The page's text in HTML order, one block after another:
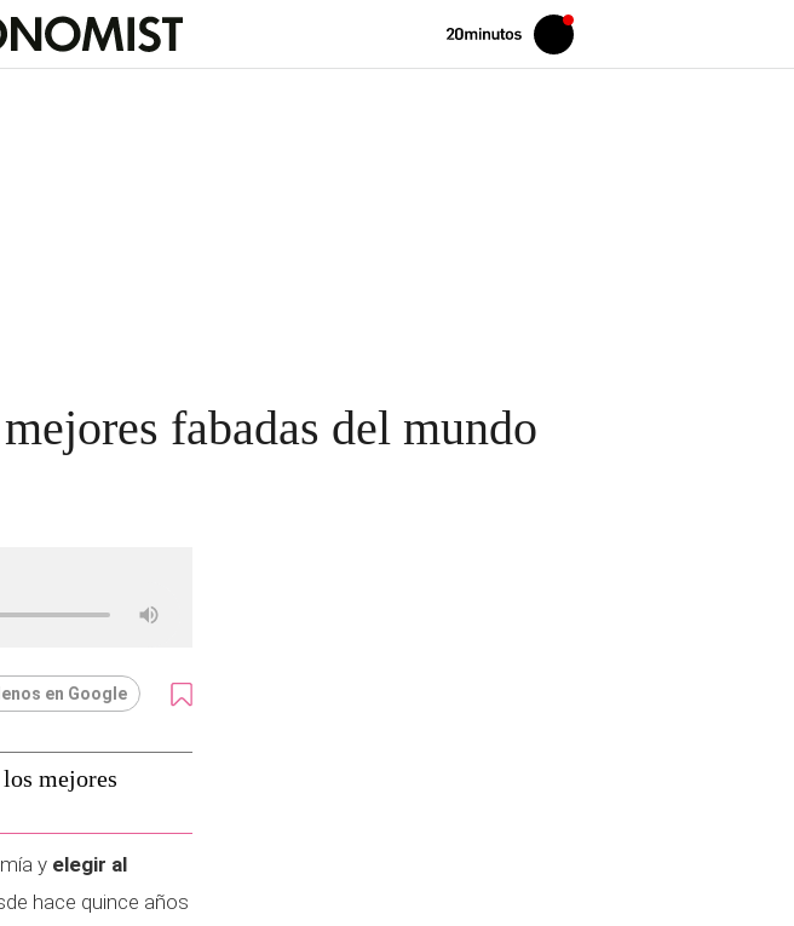
Volver
Iniciar
sesión
fabadas del mundo
en Google
mejores
y elegir al
hace quince años